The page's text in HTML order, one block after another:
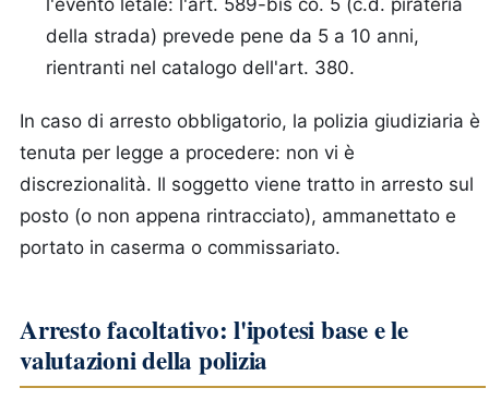
l'evento letale: l'art. 589-bis co. 5 (c.d. pirateria
della strada) prevede pene da 5 a 10 anni,
rientranti nel catalogo dell'art. 380.
In caso di arresto obbligatorio, la polizia giudiziaria è
tenuta per legge a procedere: non vi è
discrezionalità. Il soggetto viene tratto in arresto sul
posto (o non appena rintracciato), ammanettato e
portato in caserma o commissariato.
Arresto facoltativo: l'ipotesi base e le
valutazioni della polizia